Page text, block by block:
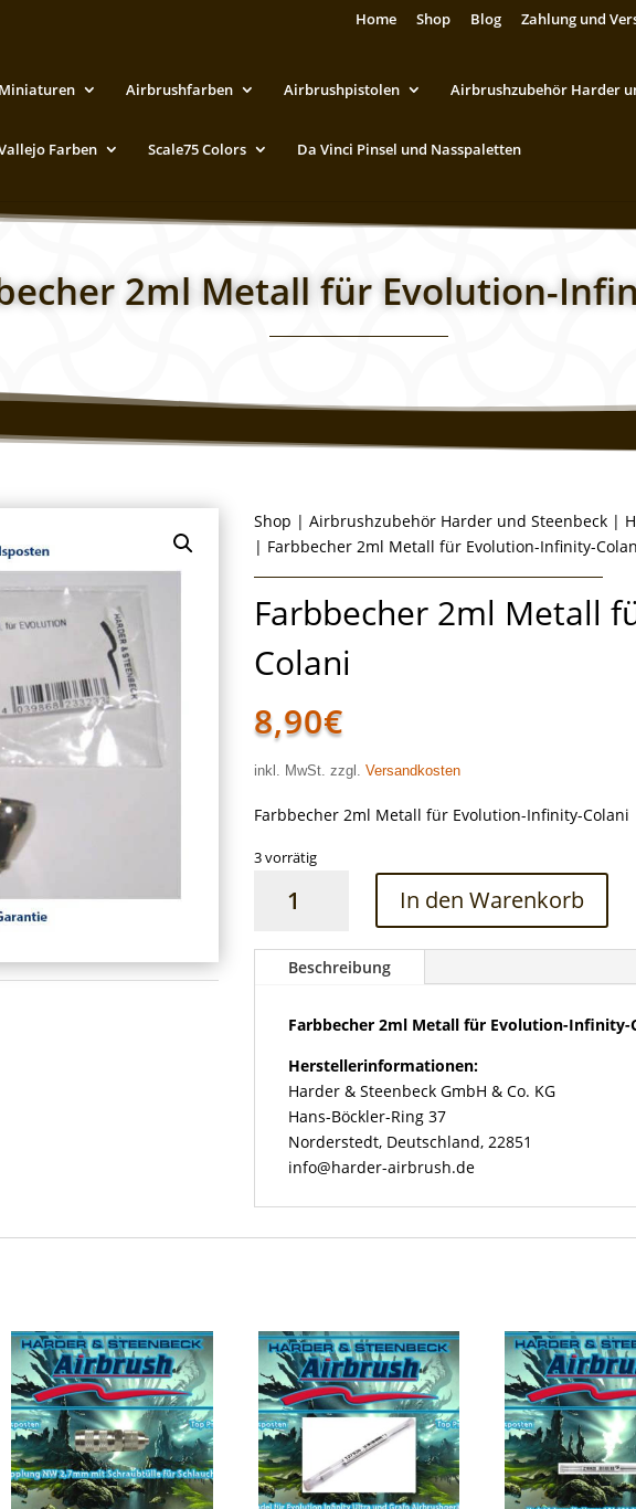
Home Shop Blog Zahlung und
Miniaturen Airbrushfarben Airbrushpistolen Airbrushzubehör Harder
Farben Scale75 Colors Da Vinci Pinsel und Nasspaletten
2ml Metall für Evolution-
Shop |Airbrushzubehör Harder und Steenbeck |
| Farbbecher 2ml Metall für Evolution-Infinity-
Farbbecher 2ml Metall
Colani
8,90€
inkl. MwSt. zzgl.Versandkosten
Farbbecher 2ml Metall für Evolution-Infinity-Colani
3 vorrätig
für
Colani
Menge
In den Warenkorb
Beschreibung
Farbbecher 2ml Metall für Evolution-Infinity-
Herstellerinformationen:
Harder & Steenbeck GmbH & Co. KG
Hans-Böckler-Ring 37
Norderstedt, Deutschland, 22851
info@harder-airbrush.de